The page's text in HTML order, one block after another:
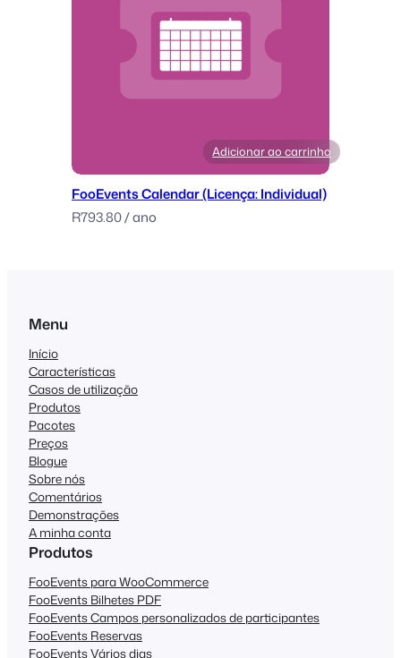
Adicionar ao carrinho
FooEvents Calendar (Licença: Individual)
R793.80/ ano
Menu
Início
Características
Casos de utilização
Produtos
Pacotes
Preços
Blogue
Sobre nós
Comentários
Demonstrações
A minha conta
Produtos
FooEvents para WooCommerce
FooEvents Bilhetes PDF
FooEvents Campos personalizados de participantes
FooEvents Reservas
FooEvents Vários dias